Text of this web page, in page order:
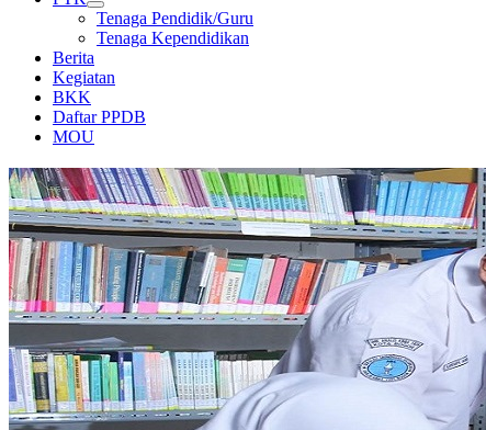
Tenaga Pendidik/Guru
Tenaga Kependidikan
Berita
Kegiatan
BKK
Daftar PPDB
MOU
PERPUSTAKAAN